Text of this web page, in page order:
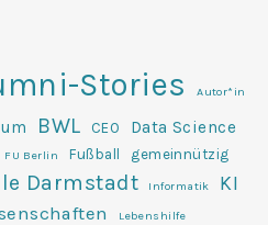
Stories Autor*in
BWL CEO Data Science
FU Berlin Fußball gemeinnützig
Darmstadt Informatik KI
Lebenshilfe